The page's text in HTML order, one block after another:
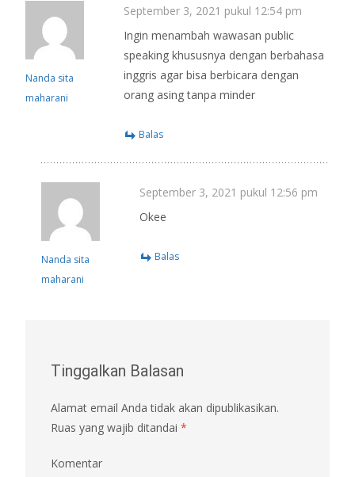
Nanda sita
maharani
September 3, 2021 pukul 12:54 pm
Ingin menambah wawasan public
speaking khususnya dengan berbahasa
inggris agar bisa berbicara dengan
orang asing tanpa minder
Balas
Nanda sita
maharani
September 3, 2021 pukul 12:56 pm
Okee
Balas
Tinggalkan Balasan
Alamat email Anda tidak akan dipublikasikan.
Ruas yang wajib ditandai *
Komentar